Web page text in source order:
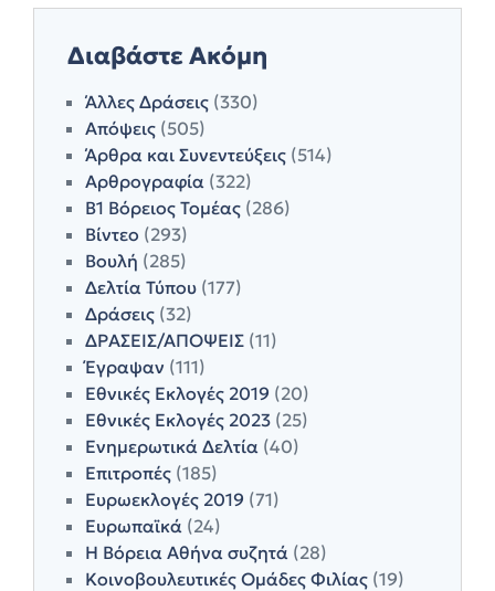
Διαβάστε Ακόμη
Άλλες Δράσεις (330)
Απόψεις (505)
Άρθρα και Συνεντεύξεις (514)
Αρθρογραφία (322)
Β1 Βόρειος Τομέας (286)
Βίντεο (293)
Βουλή (285)
Δελτία Τύπου (177)
Δράσεις (32)
ΔΡΑΣΕΙΣ/ΑΠΟΨΕΙΣ (11)
Έγραψαν (111)
Εθνικές Εκλογές 2019 (20)
Εθνικές Εκλογές 2023 (25)
Ενημερωτικά Δελτία (40)
Επιτροπές (185)
Ευρωεκλογές 2019 (71)
Ευρωπαϊκά (24)
Η Βόρεια Αθήνα συζητά (28)
Κοινοβουλευτικές Ομάδες Φιλίας (19)